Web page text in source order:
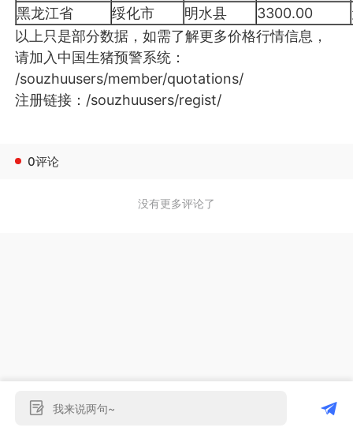
黑龙江省
绥化市 明水县 3300.00
以上只是部分数据，如需了解更多价格行情信息，
请加入中国生猪预警系统：
/souzhuusers/member/quotations/
注册链接： /souzhuusers/regist/
0评论
没有更多评论了